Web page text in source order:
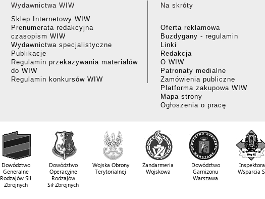
Wydawnictwa WIW
Sklep Internetowy WIW
Prenumerata redakcyjna
czasopism WIW
Wydawnictwa specjalistyczne
Publikacje
Regulamin przekazywania materiałów
do WIW
Regulamin konkursów WIW
Na skróty
Oferta reklamowa
Buzdygany - regulamin
Linki
Redakcja
O WIW
Patronaty medialne
Zamówienia publiczne
Platforma zakupowa WIW
Mapa strony
Ogłoszenia o pracę
Dowództwo
Generalne
Rodzajów Sił
Zbrojnych
Dowództwo
Operacyjne
Rodzajów
Sił Zbrojnych
Wojska Obrony
Terytorialnej
Żandarmeria
Wojskowa
Dowództwo
Garnizonu
Warszawa
Wsparcia